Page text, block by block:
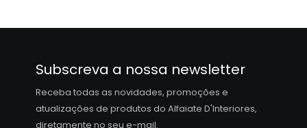
Subscreva a nossa newsletter
Receba todas as novidades, promoções e
atualizações de produtos do Alfaiate D'Interiores,
diretamente no seu e-mail.